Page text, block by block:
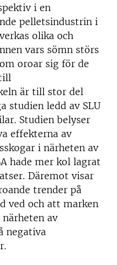
i en
pelletsindustrin i
olika och
vars sömn störs
oroar sig för de
är till stor del
studien ledd av SLU
Studien belyser
effekterna av
i närheten av
hade mer kol lagrat
Däremot visar
trender på
ved och att marken
av
negativa